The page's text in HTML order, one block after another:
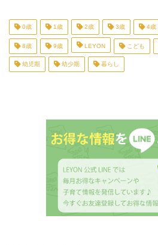
0歳 1歳 2歳 3歳 4歳
8歳 9歳 LEYON こども
幼児期 幼少期 暮らし